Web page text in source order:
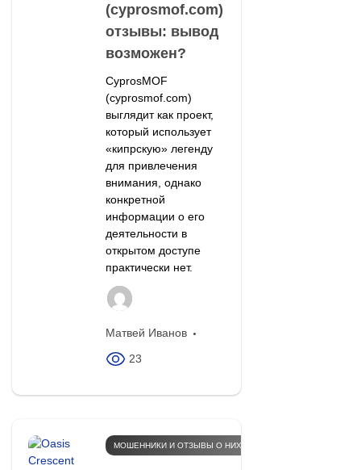
(cyprosmof.com)
отзывы: вывод
возможен?
CyprosMOF
(cyprosmof.com)
выглядит как проект,
который использует
«кипрскую» легенду
для привлечения
внимания, однако
конкретной
информации о его
деятельности в
открытом доступе
практически нет.
Матвей Иванов
23
МОШЕННИКИ И ОТЗЫВЫ О НИХ